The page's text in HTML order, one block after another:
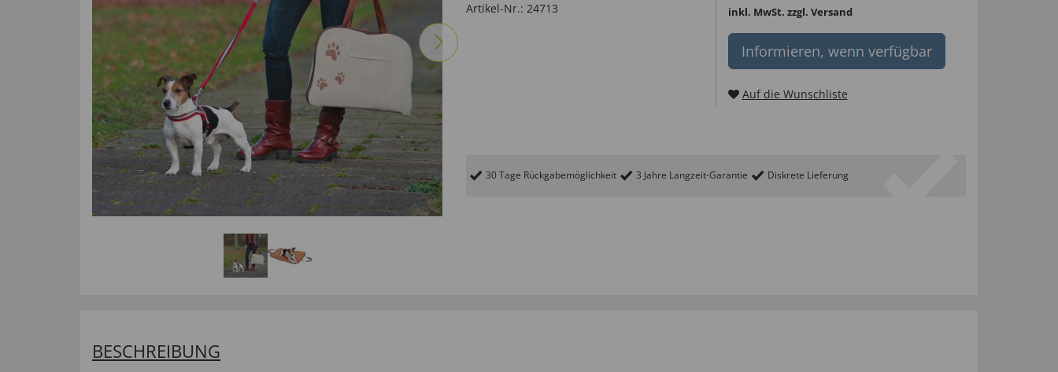
Artikel-Nr.: 24713 inkl. MwSt. zzgl. Versand
Informieren, wenn verfügbar
Auf die Wunschliste
30 Tage Rückgabemöglichkeit 3 Jahre Langzeit-Garantie Diskrete Lieferung
BESCHREIBUNG